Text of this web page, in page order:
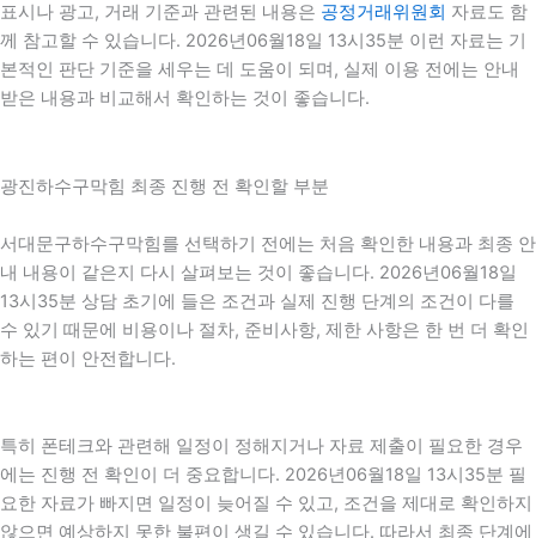
표시나 광고, 거래 기준과 관련된 내용은 공정거래위원회 자료도 함
께 참고할 수 있습니다. 2026년06월18일 13시35분 이런 자료는 기
본적인 판단 기준을 세우는 데 도움이 되며, 실제 이용 전에는 안내
받은 내용과 비교해서 확인하는 것이 좋습니다.
광진하수구막힘 최종 진행 전 확인할 부분
서대문구하수구막힘를 선택하기 전에는 처음 확인한 내용과 최종 안
내 내용이 같은지 다시 살펴보는 것이 좋습니다. 2026년06월18일
13시35분 상담 초기에 들은 조건과 실제 진행 단계의 조건이 다를
수 있기 때문에 비용이나 절차, 준비사항, 제한 사항은 한 번 더 확인
하는 편이 안전합니다.
특히 폰테크와 관련해 일정이 정해지거나 자료 제출이 필요한 경우
에는 진행 전 확인이 더 중요합니다. 2026년06월18일 13시35분 필
요한 자료가 빠지면 일정이 늦어질 수 있고, 조건을 제대로 확인하지
않으면 예상하지 못한 불편이 생길 수 있습니다. 따라서 최종 단계에